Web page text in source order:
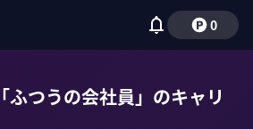
0
ふつうの会社員」のキャリ